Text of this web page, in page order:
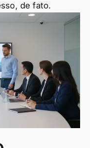
de fato.